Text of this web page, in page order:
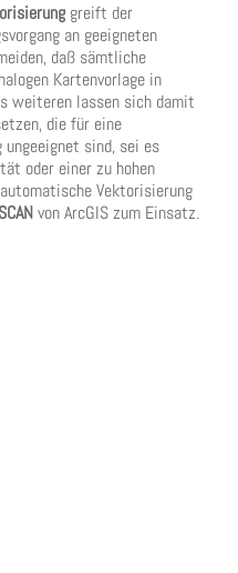
greift der
an geeigneten
daß sämtliche
Kartenvorlage in
weiteren lassen sich damit
die für eine
sind, sei es
oder einer zu hohen
Vektorisierung
von ArcGIS zum Einsatz.